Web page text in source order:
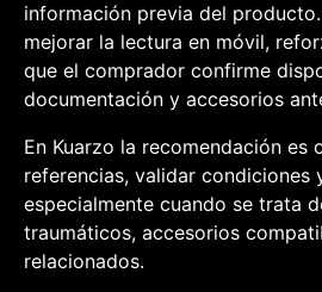
información previa del
mejorar la lectura en móvil,
que el comprador confirme
documentación y accesorios
En Kuarzo la recomendación es
referencias, validar condiciones
especialmente cuando se trata
traumáticos, accesorios
relacionados.